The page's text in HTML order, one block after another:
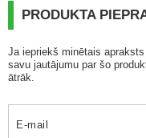
PRODUKTA
Ja iepriekš minētais
savu jautājumu par šo
ātrāk.
E-mail